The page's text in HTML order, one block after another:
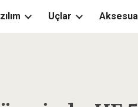
Skip to navigation
Uçlar